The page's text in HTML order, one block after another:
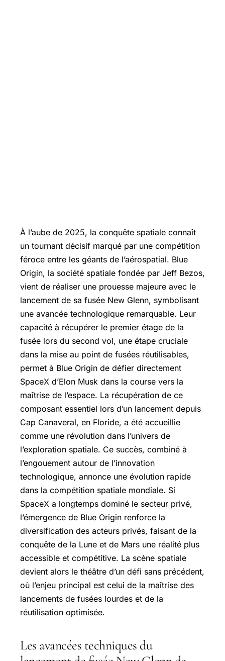
À l’aube de 2025, la conquête spatiale connaît
un tournant décisif marqué par une compétition
féroce entre les géants de l’aérospatial. Blue
Origin, la société spatiale fondée par Jeff Bezos,
vient de réaliser une prouesse majeure avec le
lancement de sa fusée New Glenn, symbolisant
une avancée technologique remarquable. Leur
capacité à récupérer le premier étage de la
fusée lors du second vol, une étape cruciale
dans la mise au point de fusées réutilisables,
permet à Blue Origin de défier directement
SpaceX d’Elon Musk dans la course vers la
maîtrise de l’espace. La récupération de ce
composant essentiel lors d’un lancement depuis
Cap Canaveral, en Floride, a été accueillie
comme une révolution dans l’univers de
l’exploration spatiale. Ce succès, combiné à
l’engouement autour de l’innovation
technologique, annonce une évolution rapide
dans la compétition spatiale mondiale. Si
SpaceX a longtemps dominé le secteur privé,
l’émergence de Blue Origin renforce la
diversification des acteurs privés, faisant de la
conquête de la Lune et de Mars une réalité plus
accessible et compétitive. La scène spatiale
devient alors le théâtre d’un défi sans précédent,
où l’enjeu principal est celui de la maîtrise des
lancements de fusées lourdes et de la
réutilisation optimisée.
Les avancées techniques du